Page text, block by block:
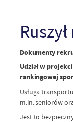
Dokumenty
Udział w
rankingowej
Usługa
m.in. seniorów
Jest to